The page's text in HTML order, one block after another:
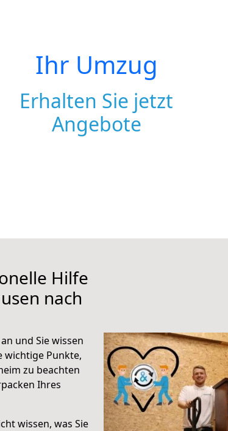
Ihr Umzug
Erhalten Sie jetzt
Angebote
Hilfe
nach
und Sie wissen
wichtige Punkte,
zu beachten
Ihres
wissen, was Sie